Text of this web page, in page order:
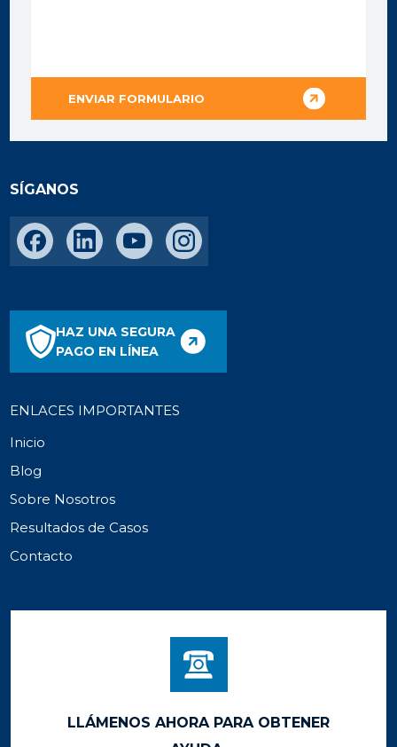
SÍGANOS
HAZ UNA SEGURA
PAGO EN LÍNEA
ENLACES IMPORTANTES
Inicio
Blog
Sobre Nosotros
Resultados de Casos
Contacto
LLÁMENOS AHORA PARA OBTENER